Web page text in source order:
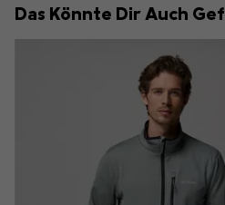
Das Könnte Dir Auch